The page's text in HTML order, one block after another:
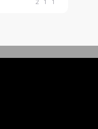
o que você precisa para viver bem. O ambiente é a
2 1 1